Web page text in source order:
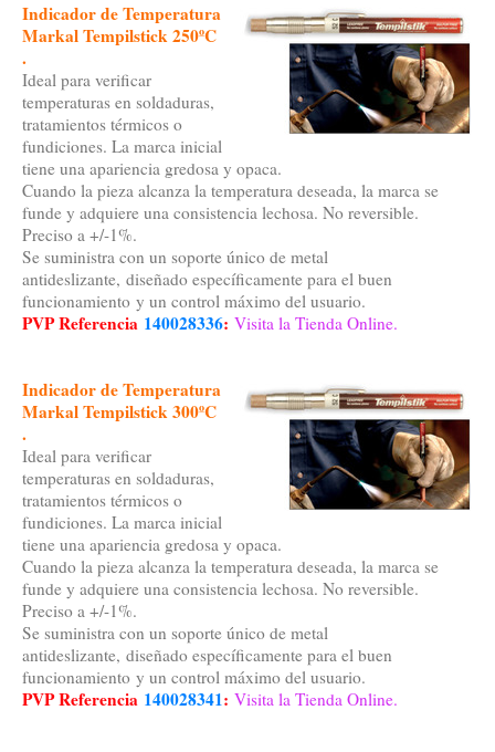
Indicador de Temperatura
Markal Tempilstick 250ºC
.
Ideal para verificar
temperaturas en soldaduras,
tratamientos térmicos o
fundiciones. La marca inicial
tiene una apariencia gredosa y opaca.
Cuando la pieza alcanza la temperatura deseada, la marca se
funde y adquiere una consistencia lechosa. No reversible.
Preciso a +/-1%.
Se suministra con un soporte único de metal
antideslizante, diseñado específicamente para el buen
funcionamiento y un control máximo del usuario.
PVP Referencia 140028336: Visita la Tienda Online.
Indicador de Temperatura
Markal Tempilstick 300ºC
.
Ideal para verificar
temperaturas en soldaduras,
tratamientos térmicos o
fundiciones. La marca inicial
tiene una apariencia gredosa y opaca.
Cuando la pieza alcanza la temperatura deseada, la marca se
funde y adquiere una consistencia lechosa. No reversible.
Preciso a +/-1%.
Se suministra con un soporte único de metal
antideslizante, diseñado específicamente para el buen
funcionamiento y un control máximo del usuario.
PVP Referencia 140028341: Visita la Tienda Online.